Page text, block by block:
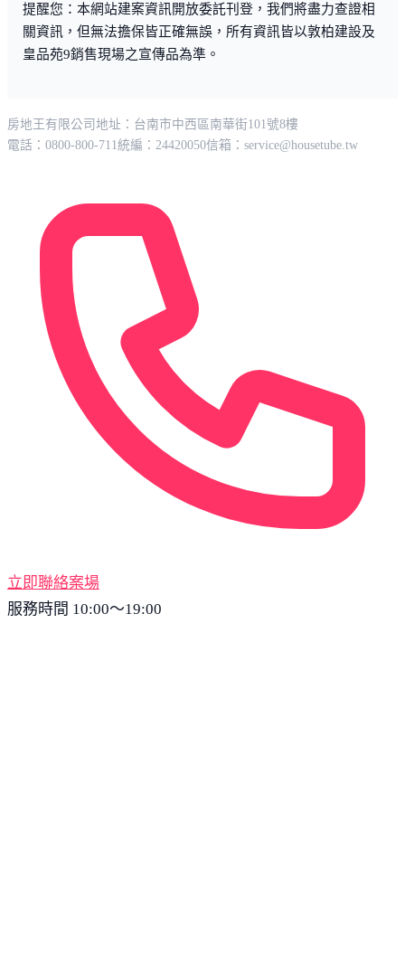
提醒您：本網站建案資訊開放委託刊登，我們將盡力查證相
關資訊，但無法擔保皆正確無誤，所有資訊皆以敦柏建設及
皇品苑9銷售現場之宣傳品為準。
房地王有限公司 地址：台南市中西區南華街101號8樓
電話：0800-800-711統編：24420050信箱： service@housetube.tw
立即聯絡案場
服務時間 10:00～19:00